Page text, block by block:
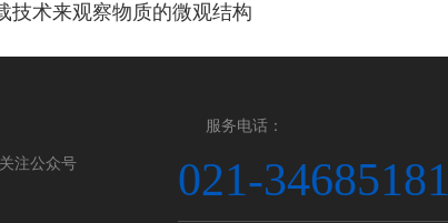
技术来观察物质的微观结构
关注公众号
服务电话：
021-34685181